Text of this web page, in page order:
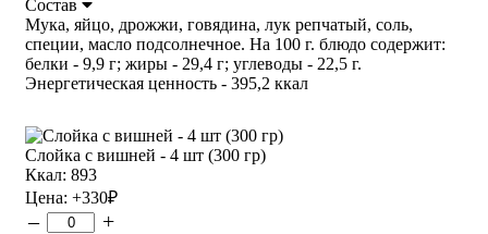
Состав
Мука, яйцо, дрожжи, говядина, лук репчатый, соль,
специи, масло подсолнечное. На 100 г. блюдо содержит:
белки - 9,9 г; жиры - 29,4 г; углеводы - 22,5 г.
Энергетическая ценность - 395,2 ккал
Слойка с вишней - 4 шт (300 гр)
Ккал: 893
Цена: +330₽
– +